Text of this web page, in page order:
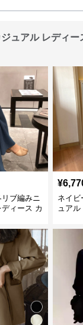
ュアル レディー
ブ編みニ
ィース カ
¥
ネイビ
ュアル